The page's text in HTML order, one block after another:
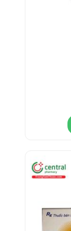
nghiêm
trị giải mẫn
nghiêm
Phản ứng da
phản ứng da
tử biểu bì
Stevens-
Bệnh vảy nến:
liên